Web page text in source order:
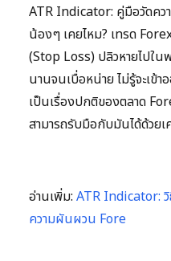
ATR Indicator: คู่มือวัดคว
น้องๆ เคยไหม? เทรด
(Stop Loss) ปลิวหายไปใ
นานจนเบื่อหน่าย ไม่รู้จะเข้
เป็นเรื่องปกติของตลาด
สามารถรับมือกับมันได้ด้วยเ
อ่านเพิ่ม: ATR Indicator:
ความผันผวน Fore